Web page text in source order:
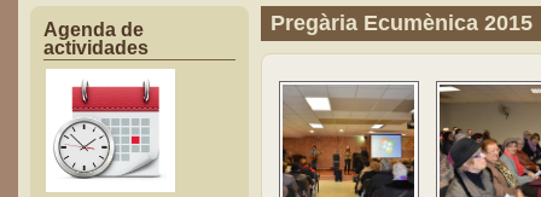
Agenda de
actividades
Pregària Ecumènica 2015